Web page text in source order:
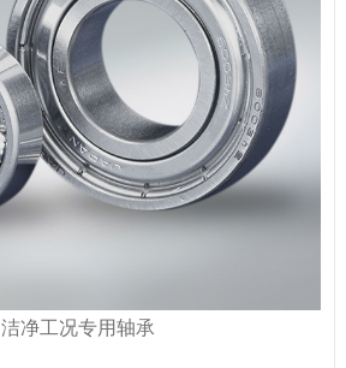
洁净工况专用轴承